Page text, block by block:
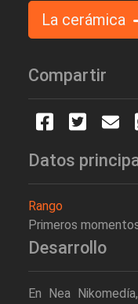
La cerámica
Compartir
Datos
Rango
Primeros
Desarrollo
En Nea